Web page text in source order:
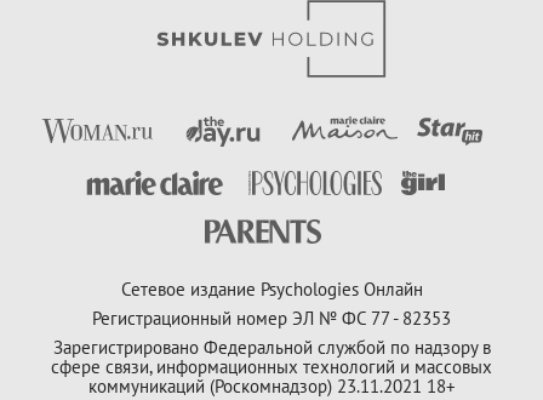
Сетевое издание Psychologies Онлайн
Регистрационный номер ЭЛ № ФС 77 - 82353
Зарегистрировано Федеральной службой по надзору в
сфере связи, информационных технологий и массовых
коммуникаций (Роскомнадзор) 23.11.2021 18+